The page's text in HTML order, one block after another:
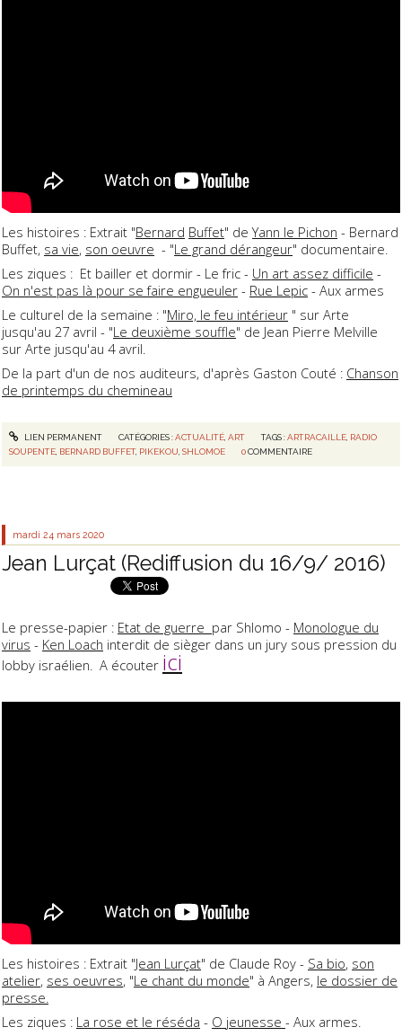
Les histoires : Extrait "Bernard Buffet" deYann le Pichon - Bernard
Buffet, sa vie, son oeuvre - "Le grand dérangeur" documentaire.
Les ziques : Et bailler et dormir - Le fric - Un art assez difficile -
On n'est pas là pour se faire engueuler - Rue Lepic - Aux armes
Le culturel de la semaine : "Miro, le feu intérieur " sur Arte
jusqu'au 27 avril - "Le deuxième souffle" de Jean Pierre Melville
sur Arte jusqu'au 4 avril.
De la part d'un de nos auditeurs, d'après Gaston Couté : Chanson
de printemps du chemineau
LIEN PERMANENT CATÉGORIES :ACTUALITÉ, ART TAGS :ARTRACAILLE RADIO
SOUPENTE BERNARD BUFFET, PIKEKOU ,SHLOMOE 0 COMMENTAIRE
mardi 24 mars 2020
Jean Lurçat (Rediffusion du 16/9/ 2016)
Le presse-papier : Etat de guerre par Shlomo - Monologue du
virus - Ken Loach interdit de sièger dans un jury sous pression du
lobby israélien. A écouter ici
Les histoires : Extrait "Jean Lurçat" de Claude Roy - Sa bio, son
atelier, ses oeuvres, "Le chant du monde" à Angers, le dossier de
presse.
Les ziques : La rose et le réséda - O jeunesse - Aux armes.